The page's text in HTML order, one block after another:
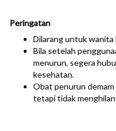
Peringatan
Dilarang untuk wanita
Bila setelah
menurun, segera
kesehatan.
Obat penurun demam
tetapi tidak